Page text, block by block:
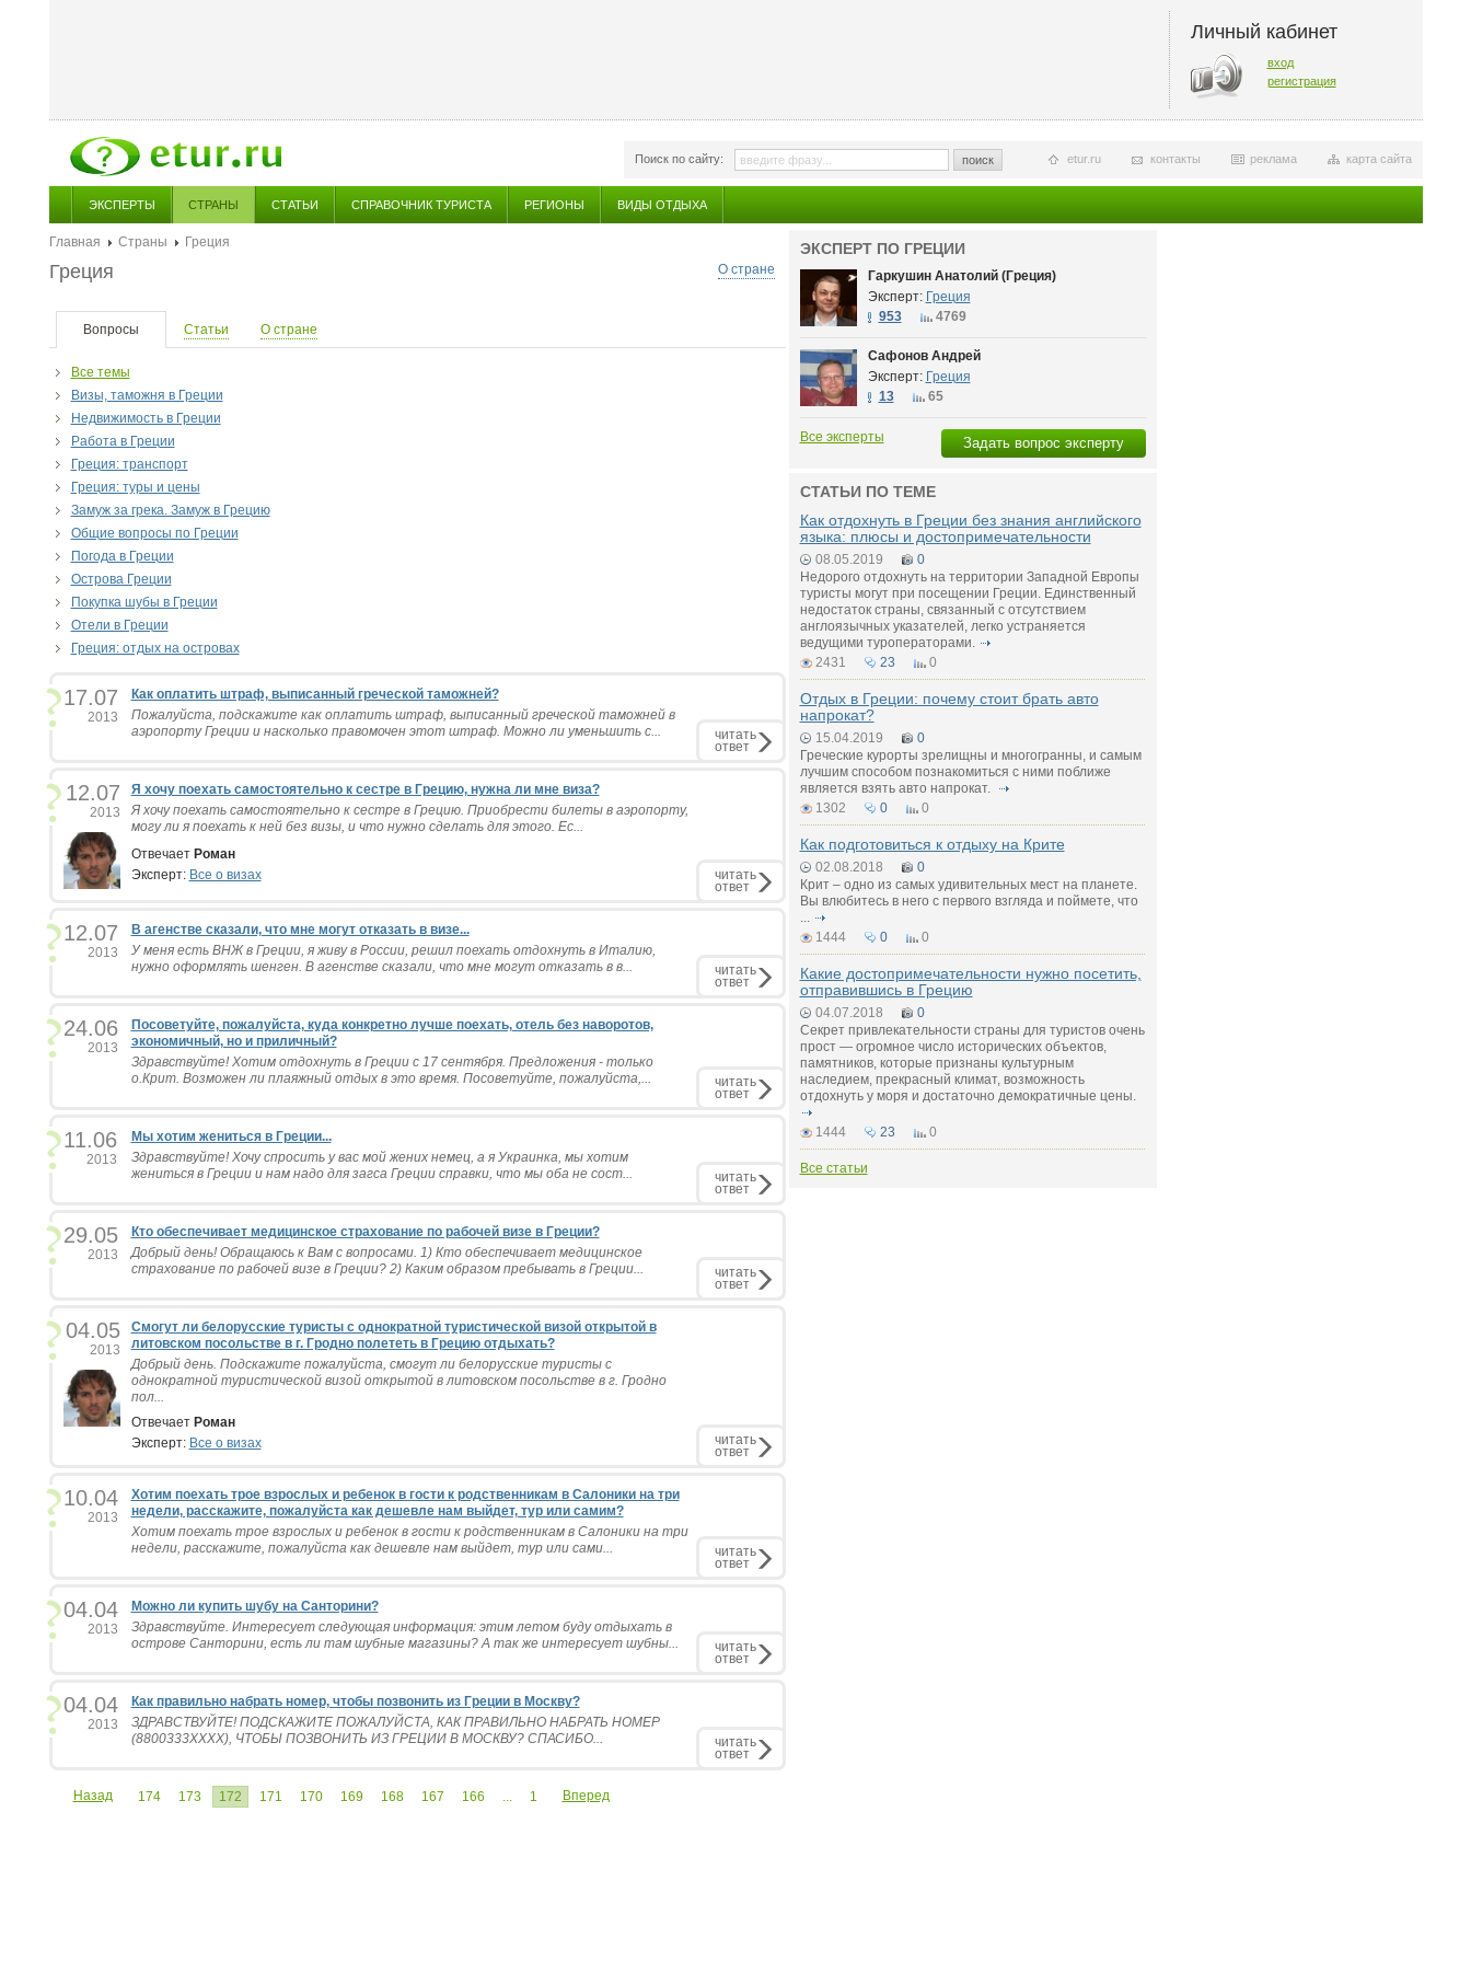
Личный кабинет
вход
регистрация
Поиск по сайту: поиск карта сайта
реклама
контакты
etur.ru
ЭКСПЕРТЫ СТРАНЫ СТАТЬИ СПРАВОЧНИК ТУРИСТА РЕГИОНЫ ВИДЫ ОТДЫХА
Главная Страны
Греция
О стране
Греция
Вопросы Статьи О стране
Все темы
Визы, таможня в Греции
Недвижимость в Греции
Работа в Греции
Греция: транспорт
Греция: туры и цены
Замуж за грека. Замуж в Грецию
Общие вопросы по Греции
Погода в Греции
Острова Греции
Покупка шубы в Греции
Отели в Греции
Греция: отдых на островах
17.07
2013
Как оплатить штраф, выписанный греческой таможней?
Пожалуйста, подскажите как оплатить штраф, выписанный греческой таможней в
аэропорту Греции и насколько правомочен этот штраф. Можно ли уменьшить с...
читать
ответ
12.07
2013
Я хочу поехать самостоятельно к сестре в Грецию, нужна ли мне виза?
Я хочу поехать самостоятельно к сестре в Грецию. Приобрести билеты в аэропорту,
могу ли я поехать к ней без визы, и что нужно сделать для этого. Ес...
Отвечает Роман
Эксперт: Все о визах читать
ответ
12.07
2013
В агенстве сказали, что мне могут отказать в визе...
У меня есть ВНЖ в Греции, я живу в России, решил поехать отдохнуть в Италию,
нужно оформлять шенген. В агенстве сказали, что мне могут отказать в в...
читать
ответ
24.06
2013
Посоветуйте, пожалуйста, куда конкретно лучше поехать, отель без наворотов,
экономичный, но и приличный?
Здравствуйте! Хотим отдохнуть в Греции с 17 сентября. Предложения - только
о.Крит. Возможен ли плаяжный отдых в это время. Посоветуйте, пожалуйста,...
читать
ответ
11.06
2013
Мы хотим жениться в Греции...
Здравствуйте! Хочу спросить у вас мой жених немец, а я Украинка, мы хотим
жениться в Греции и нам надо для загса Греции справки, что мы оба не сост...
читать
ответ
29.05
2013
Кто обеспечивает медицинское страхование по рабочей визе в Греции?
Добрый день! Обращаюсь к Вам с вопросами. 1) Кто обеспечивает медицинское
страхование по рабочей визе в Греции? 2) Каким образом пребывать в Греции...
читать
ответ
04.05
2013
Смогут ли белорусские туристы с однократной туристической визой открытой в
литовском посольстве в г. Гродно полететь в Грецию отдыхать?
Добрый день. Подскажите пожалуйста, смогут ли белорусские туристы с
однократной туристической визой открытой в литовском посольстве в г. Гродно
пол...
Отвечает Роман
Эксперт: Все о визах читать
ответ
10.04
2013
Хотим поехать трое взрослых и ребенок в гости к родственникам в Салоники на три
недели, расскажите, пожалуйста как дешевле нам выйдет, тур или самим?
Хотим поехать трое взрослых и ребенок в гости к родственникам в Салоники на три
недели, расскажите, пожалуйста как дешевле нам выйдет, тур или сами...
читать
ответ
04.04
2013
Можно ли купить шубу на Санторини?
Здравствуйте. Интересует следующая информация: этим летом буду отдыхать в
острове Санторини, есть ли там шубные магазины? А так же интересует шубны...
читать
ответ
04.04
2013
Как правильно набрать номер, чтобы позвонить из Греции в Москву?
ЗДРАВСТВУЙТЕ! ПОДСКАЖИТЕ ПОЖАЛУЙСТА, КАК ПРАВИЛЬНО НАБРАТЬ НОМЕР
(8800333ХХХХ), ЧТОБЫ ПОЗВОНИТЬ ИЗ ГРЕЦИИ В МОСКВУ? СПАСИБО...
читать
ответ
Назад 174 173 172 171 170 169 168 167 166 ... 1 Вперед
ЭКСПЕРТ ПО ГРЕЦИИ
Гаркушин Анатолий (Греция)
Эксперт: Греция
953
4769
Сафонов Андрей
Эксперт: Греция
13
65
Задать вопрос эксперту
Все эксперты
СТАТЬИ ПО ТЕМЕ
Как отдохнуть в Греции без знания английского
языка: плюсы и достопримечательности
08.05.2019
0
Недорого отдохнуть на территории Западной Европы
туристы могут при посещении Греции. Единственный
недостаток страны, связанный с отсутствием
англоязычных указателей, легко устраняется
ведущими туроператорами.
2431
23 0
Отдых в Греции: почему стоит брать авто
напрокат?
15.04.2019
0
Греческие курорты зрелищны и многогранны, и самым
лучшим способом познакомиться с ними поближе
является взять авто напрокат.
1302
0 0
Как подготовиться к отдыху на Крите
02.08.2018
0
Крит – одно из самых удивительных мест на планете.
Вы влюбитесь в него с первого взгляда и поймете, что
...
1444
0 0
Какие достопримечательности нужно посетить,
отправившись в Грецию
04.07.2018
0
Секрет привлекательности страны для туристов очень
прост — огромное число исторических объектов,
памятников, которые признаны культурным
наследием, прекрасный климат, возможность
отдохнуть у моря и достаточно демократичные цены.
1444 23 0
Все статьи